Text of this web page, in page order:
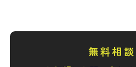
無料相談